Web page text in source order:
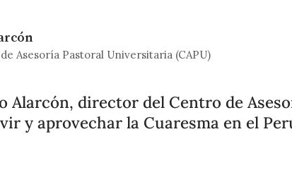
Asesoría Pastoral Universitaria (CAPU)
Alarcón, director del Centro de
y aprovechar la Cuaresma en el